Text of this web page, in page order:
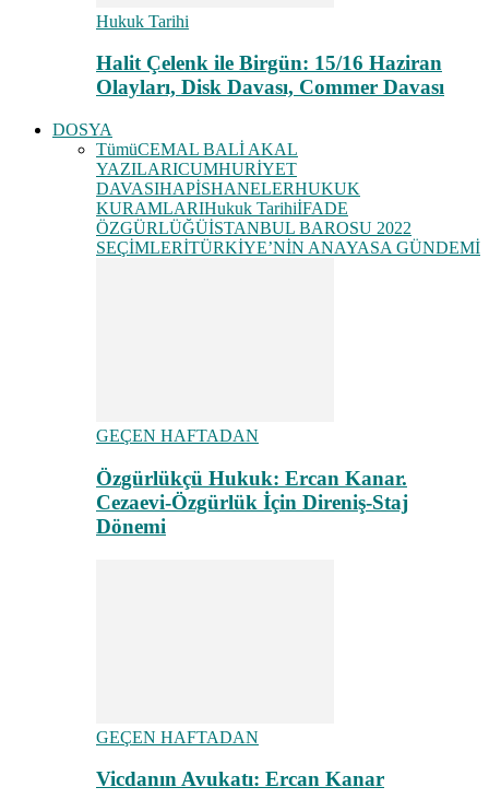
Hukuk Tarihi
Halit Çelenk ile Birgün: 15/16 Haziran
Olayları, Disk Davası, Commer Davası
DOSYA
TümüCEMAL BALİ AKAL
YAZILARICUMHURİYET
DAVASIHAPİSHANELERHUKUK
KURAMLARIHukuk TarihiİFADE
ÖZGÜRLÜĞÜİSTANBUL BAROSU 2022
SEÇİMLERİTÜRKİYE’NİN ANAYASA GÜNDEMİ
GEÇEN HAFTADAN
Özgürlükçü Hukuk: Ercan Kanar.
Cezaevi-Özgürlük İçin Direniş-Staj
Dönemi
GEÇEN HAFTADAN
Vicdanın Avukatı: Ercan Kanar